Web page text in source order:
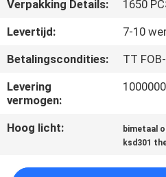
CONTACTEER
NIEUWS
ALLE
Verpakking Details:
1650
Levertijd:
7-10
Betalingscondities:
TT
Levering
vermogen:
Hoog licht: bimetaal
ksd301